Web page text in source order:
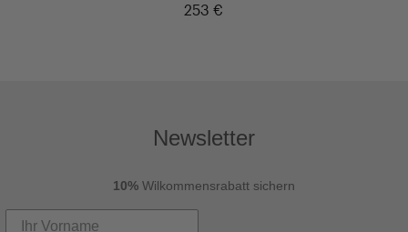
253 €
Newsletter
10% Wilkommensrabatt sichern